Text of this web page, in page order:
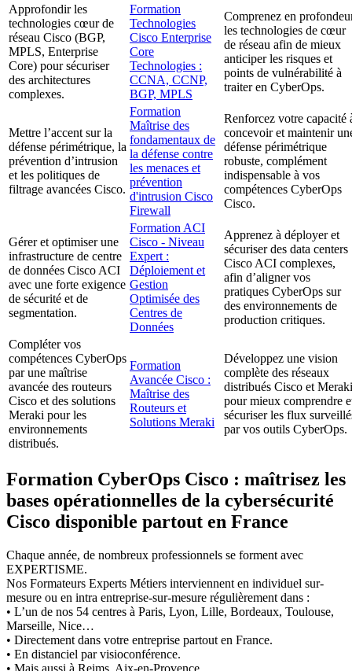
Approfondir les
technologies cœur de
réseau Cisco (BGP,
MPLS, Enterprise
Core) pour sécuriser
des architectures
complexes.
Formation
Technologies
Cisco Enterprise
Core
Technologies :
CCNA, CCNP,
BGP, MPLS
Comprenez en
les technologies de cœur
de réseau afin de mieux
anticiper les risques et
points de vulnérabilité à
traiter en CyberOps.
Mettre l’accent sur la
défense périmétrique, la
prévention d’intrusion
et les politiques de
filtrage avancées Cisco.
Formation
Maîtrise des
fondamentaux de
la défense contre
les menaces et
prévention
d'intrusion Cisco
Firewall
Renforcez votre capacité
concevoir et maintenir
défense périmétrique
robuste, complément
indispensable à vos
compétences CyberOps
Cisco.
Gérer et optimiser une
infrastructure de centre
de données Cisco ACI
avec une forte exigence
de sécurité et de
segmentation.
Formation ACI
Cisco - Niveau
Expert :
Déploiement et
Gestion
Optimisée des
Centres de
Données
Apprenez à déployer et
sécuriser des data centers
Cisco ACI complexes,
afin d’aligner vos
pratiques CyberOps sur
des environnements de
production critiques.
Compléter vos
compétences CyberOps
par une maîtrise
avancée des routeurs
Cisco et des solutions
Meraki pour les
environnements
distribués.
Formation
Avancée Cisco :
Maîtrise des
Routeurs et
Solutions Meraki
Développez une vision
complète des réseaux
distribués Cisco et Meraki
pour mieux comprendre
sécuriser les flux
par vos outils CyberOps.
Formation CyberOps Cisco : maîtrisez les
bases opérationnelles de la cybersécurité
Cisco disponible partout en France
Chaque année, de nombreux professionnels se forment avec
EXPERTISME.
Nos Formateurs Experts Métiers interviennent en individuel sur-
mesure ou en intra entreprise-sur-mesure régulièrement dans :
• L’un de nos 54 centres à Paris, Lyon, Lille, Bordeaux, Toulouse,
Marseille, Nice…
• Directement dans votre entreprise partout en France.
• En distanciel par visioconférence.